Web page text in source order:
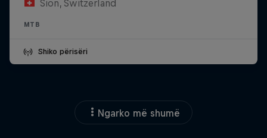
Sion, Switzerland
MTB
Shiko përisëri
Ngarko më shumë